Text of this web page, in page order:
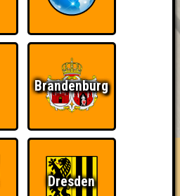
RESERVIERUNG
ÜBER UNS
Brandenburg
Dresden